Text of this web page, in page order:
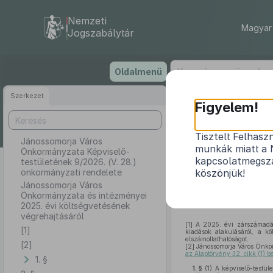
tartalomra
Nemzeti
Jogszabálytár
Oldalmenü
Szerkezet
Jánossomorja Város
Önkormányzata Képviselő-
testületének 9/2026. (V. 28.)
önkormányzati rendelete
Jánossomorja Város
Önkormányzata és intézményei
2025. évi költségvetésének
végrehajtásáról
[1]
[2]
1. §
[1] A 2025. évi
kiadások alakulásáról, a
elszámoltathatóságot.
[2] Jánossomorja Város
az Alaptörvény 32. cikk (1)
1. § (1) A képviselő-
Figyelem!
Tisztelt
munkák miatt a
köszönjük!